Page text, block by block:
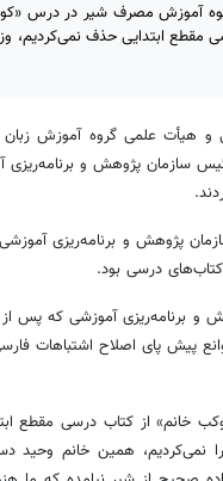
آموزش مصرف شیر در درس
مقطع ابتدایی حذف نمی‌کردیم،
و هیأت علمی گروه آموزش
پژوهش و برنامه‌ریزی
درسی بود.
و برنامه‌ریزی آموزشی که پس
پیش پای اصلاح اشتباهات
خانم» از کتاب درسی مقطع
نمی‌کردیم، همین خانم وحید